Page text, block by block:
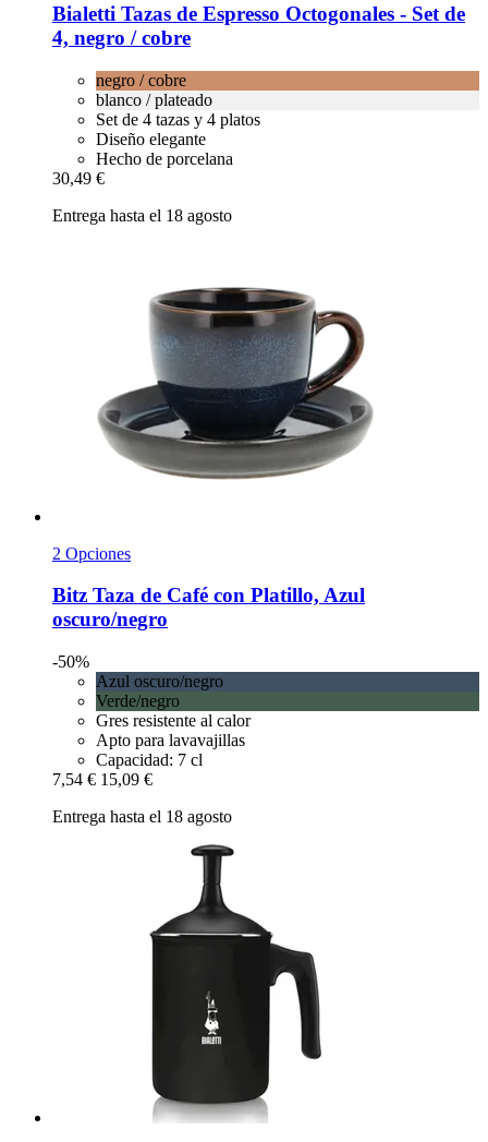
Bialetti Tazas de Espresso Octogonales -​ Set de
4, negro / cobre
negro / cobre
blanco / plateado
Set de 4 tazas y 4 platos
Diseño elegante
Hecho de porcelana
30,49 €
Entrega hasta el 18 agosto
2 Opciones
Bitz Taza de Café con Platillo, Azul
oscuro/negro
-50%
Azul oscuro/negro
Verde/negro
Gres resistente al calor
Apto para lavavajillas
Capacidad: 7 cl
7,54 € 15,09 €
Entrega hasta el 18 agosto